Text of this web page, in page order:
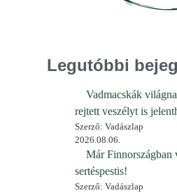
Legutóbbi
Vadmacskák
rejtett veszélyt is
Szerző: Vadászlap
2026.08.06.
Már Finnországban
sertéspestis!
Szerző: Vadászlap